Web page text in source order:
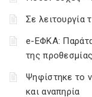
Σε λειτουργία
e-ΕΦΚΑ:
της
Ψηφίστηκε το
και αναπηρία